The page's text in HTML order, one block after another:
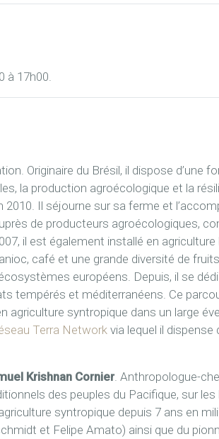
à 17h00.
Originaire du Brésil, il dispose d’une
la production agroécologique et la
Il séjourne sur sa ferme et
de producteurs agroécologiques,
il est également installé en
café et une grande diversité de
européens. Depuis, il se
tempérés et méditerranéens. Ce
syntropique dans un large
Terra Network via lequel il
Krishnan Cornier. Anthropologue-
des peuples du Pacifique, sur
syntropique depuis 7 ans en
et Felipe Amato) ainsi que du